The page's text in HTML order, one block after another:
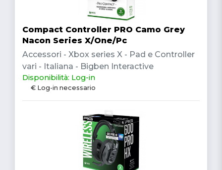
Compact Controller PRO Camo Grey
Nacon Series X/One/Pc
Accessori - Xbox series X - Pad e Controller
vari - Italiana - Bigben Interactive
Disponibilità: Log-in
€ Log-in necessario